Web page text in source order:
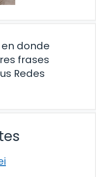
en donde
frases
Redes